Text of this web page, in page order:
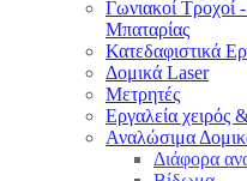
Γωνιακοί Τροχοί
Μπαταρίας
Κατεδαφιστικά
Δομικά Laser
Μετρητές
Εργαλεία χειρός
Αναλώσιμα
Διάφορα